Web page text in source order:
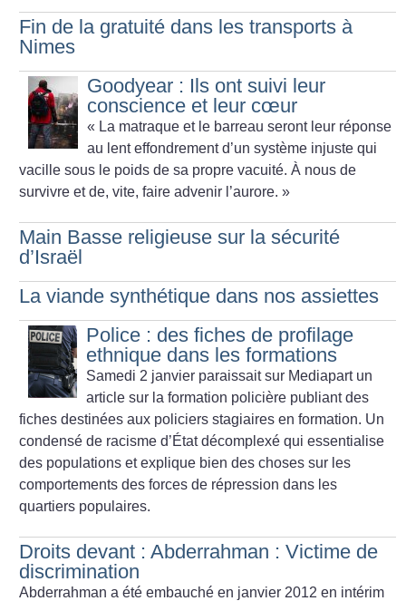
Fin de la gratuité dans les transports à
Nimes
Goodyear : Ils ont suivi leur
conscience et leur cœur
« La matraque et le barreau seront leur réponse
au lent effondrement d’un système injuste qui
vacille sous le poids de sa propre vacuité. À nous de
survivre et de, vite, faire advenir l’aurore. »
Main Basse religieuse sur la sécurité
d’Israël
La viande synthétique dans nos assiettes
Police : des fiches de profilage
ethnique dans les formations
Samedi 2 janvier paraissait sur Mediapart un
article sur la formation policière publiant des
fiches destinées aux policiers stagiaires en formation. Un
condensé de racisme d’État décomplexé qui essentialise
des populations et explique bien des choses sur les
comportements des forces de répression dans les
quartiers populaires.
Droits devant : Abderrahman : Victime de
discrimination
Abderrahman a été embauché en janvier 2012 en intérim